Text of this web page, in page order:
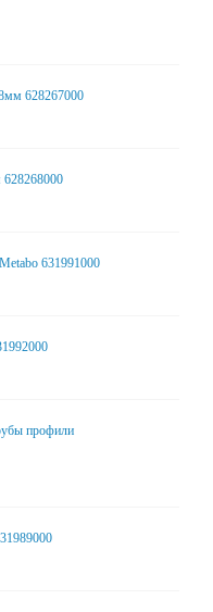
628267000
631991000
профили